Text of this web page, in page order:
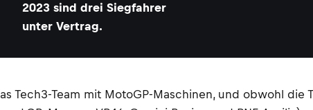
2023 sind drei Siegfahrer
unter Vertrag.
Tech3-Team mit MotoGP-Maschinen, und obwohl